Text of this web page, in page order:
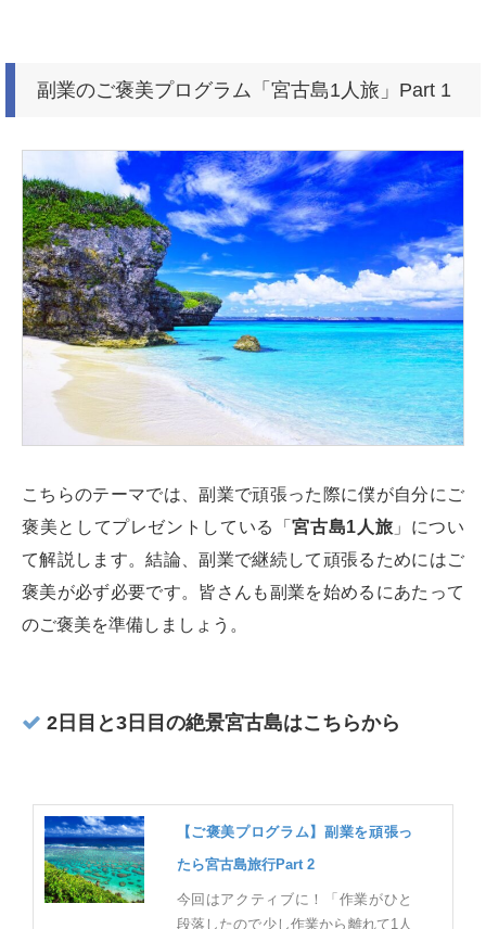
副業のご褒美プログラム「宮古島1人旅」Part 1
こちらのテーマでは、副業で頑張った際に僕が自分にご
褒美としてプレゼントしている「宮古島1人旅 」につい
て解説します。結論、副業で継続して頑張るためにはご
褒美が必ず必要です。皆さんも副業を始めるにあたって
のご褒美を準備しましょう。
2日目と3日目の絶景宮古島はこちらから
【ご褒美プログラム】副業を頑張っ
たら宮古島旅行Part 2
今回はアクティブに！「作業がひと
段落したので少し作業から離れて1人